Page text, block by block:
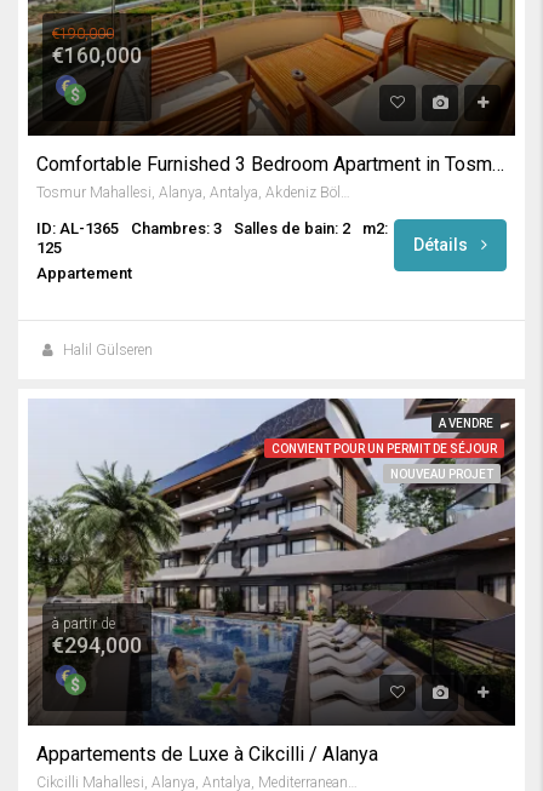
€190,000
€160,000
Comfortable Furnished 3 Bedroom Apartment in Tosmur / Alanya
Tosmur Mahallesi, Alanya, Antalya, Akdeniz Bölgesi, Türkiye
ID: AL-1365 Chambres: 3 Salles de bain: 2
m2:
125
Appartement
Détails
Halil Gülseren
A VENDRE
CONVIENT POUR UN PERMIT DE SÉJOUR
NOUVEAU PROJET
à partir de
€294,000
Appartements de Luxe à Cikcilli / Alanya